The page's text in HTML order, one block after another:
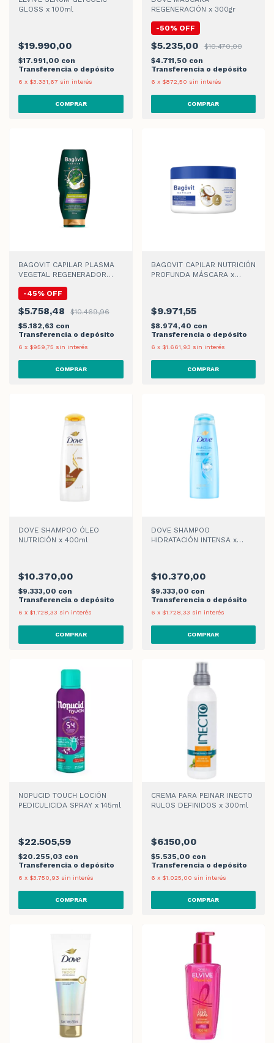
GLOSS x 100ml
$19.990,00
$17.991,00 con
Transferencia o depósito
6 x $3.331,67 sin interés
REGENERACIÓN x 300gr
-50% OFF
$5.235,00
$10.470,00
$4.711,50 con
Transferencia o depósito
6 x $872,50 sin interés
BAGOVIT CAPILAR PLASMA
VEGETAL REGENERADOR
-45% OFF
$5.758,48
$10.469,96
$5.182,63 con
Transferencia o depósito
6 x $959,75 sin interés
BAGOVIT CAPILAR NUTRICIÓN
PROFUNDA MÁSCARA x
$9.971,55
$8.974,40 con
Transferencia o depósito
6 x $1.661,93 sin interés
DOVE SHAMPOO ÓLEO
NUTRICIÓN x 400ml
$10.370,00
$9.333,00 con
Transferencia o depósito
6 x $1.728,33 sin interés
DOVE SHAMPOO
HIDRATACIÓN INTENSA x
$10.370,00
$9.333,00 con
Transferencia o depósito
6 x $1.728,33 sin interés
NOPUCID TOUCH LOCIÓN
PEDICULICIDA SPRAY x 145ml
$22.505,59
$20.255,03 con
Transferencia o depósito
6 x $3.750,93 sin interés
CREMA PARA PEINAR INECTO
RULOS DEFINIDOS x 300ml
$6.150,00
$5.535,00 con
Transferencia o depósito
6 x $1.025,00 sin interés